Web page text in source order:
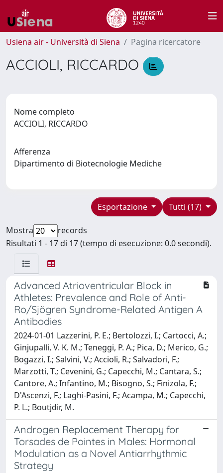
Usiena air - Università di Siena Pagina ricercatore
ACCIOLI, RICCARDO
Nome completo
ACCIOLI, RICCARDO
Afferenza
Dipartimento di Biotecnologie Mediche
Tutti (17)
Esportazione
Mostra
records
Risultati 1 - 17 di 17 (tempo di esecuzione: 0.0 secondi).
Advanced Atrioventricular Block in
Athletes: Prevalence and Role of Anti-
Ro/Sjögren Syndrome-Related Antigen A
Antibodies
2024-01-01 Lazzerini, P. E.; Bertolozzi, I.; Cartocci, A.;
Ginjupalli, V. K. M.; Teneggi, P. A.; Pica, D.; Merico, G.;
Bogazzi, I.; Salvini, V.; Accioli, R.; Salvadori, F.;
Marzotti, T.; Cevenini, G.; Capecchi, M.; Cantara, S.;
Cantore, A.; Infantino, M.; Bisogno, S.; Finizola, F.;
D'Ascenzi, F.; Laghi-Pasini, F.; Acampa, M.; Capecchi,
P. L.; Boutjdir, M.
Androgen Replacement Therapy for
Torsades de Pointes in Males: Hormonal
Modulation as a Novel Antiarrhythmic
Strategy